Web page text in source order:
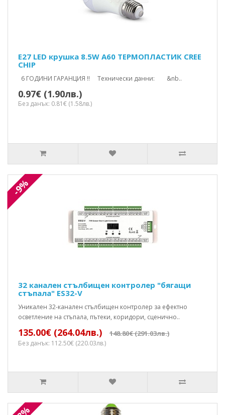
E27 LED крушка 8.5W A60 ТЕРМОПЛАСТИК CREE
CHIP
6 ГОДИНИ ГАРАНЦИЯ !! Технически данни: &nb..
0.97€ (1.90лв.)
Без данък: 0.81€ (1.58лв.)
-9%
32 канален стълбищен контролер "бягащи
стъпала" ES32-V
Уникален 32-канален стълбищен контролер за ефектно
осветление на стъпала, пътеки, коридори, сценично..
135.00€ (264.04лв.) 148.80€ (291.03лв.)
Без данък: 112.50€ (220.03лв.)